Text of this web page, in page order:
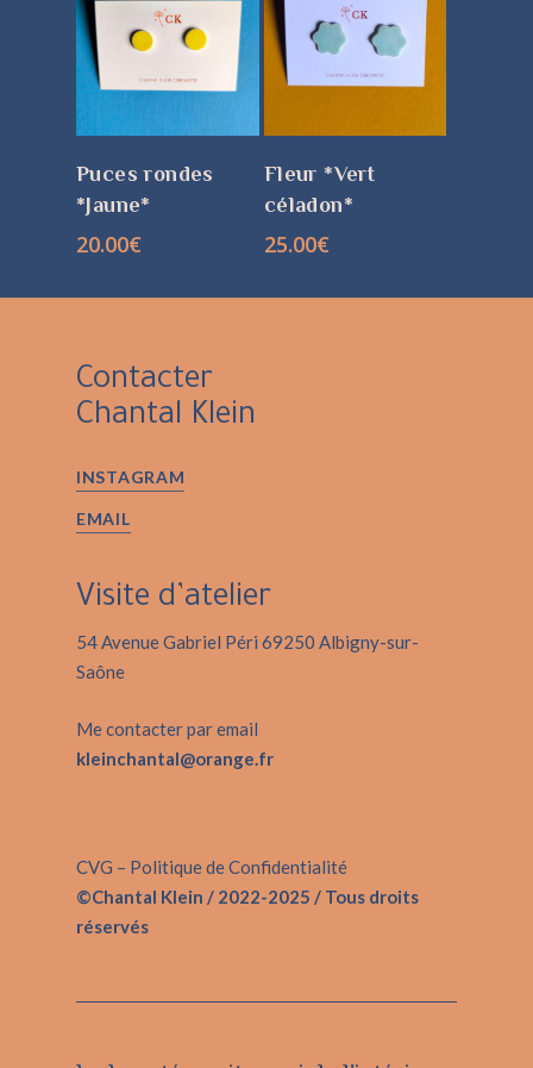
OPTIONS
Puces rondes
*Jaune*
20.00€
OPTIONS
Fleur *Vert
céladon*
25.00€
Contacter
Chantal Klein
INSTAGRAM
EMAIL
Visite d’atelier
54 Avenue Gabriel Péri 69250 Albigny-sur-
Saône
Me contacter par email
kleinchantal@orange.fr
CVG – Politique de Confidentialité
©Chantal Klein / 2022-2025 / Tous droits
réservés